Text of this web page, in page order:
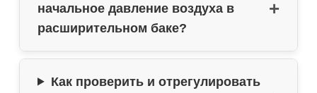
начальное давление воздуха в
расширительном баке?
Как проверить и отрегулировать